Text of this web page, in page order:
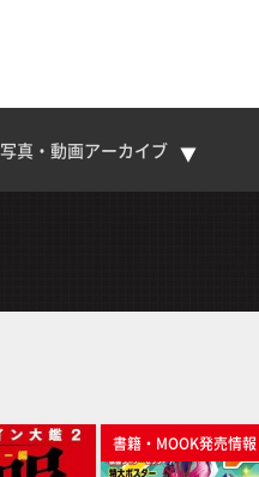
写真・動画アーカイブ
書籍・MOOK発売情報